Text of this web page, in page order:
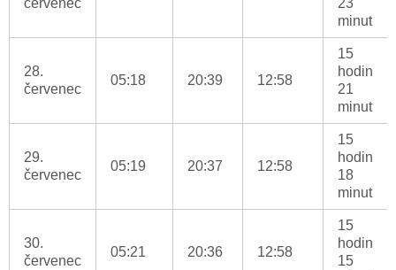
červenec
23
minut
28.
červenec
05:18 20:39 12:58
15
hodin
21
minut
29.
červenec
05:19 20:37 12:58
15
hodin
18
minut
30.
červenec
05:21 20:36 12:58
15
hodin
15